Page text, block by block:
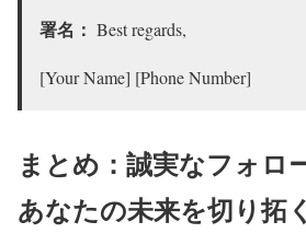
署名： Best regards,
[Your Name] [Phone Number]
まとめ：誠実なフォロ
あなたの未来を切り拓く